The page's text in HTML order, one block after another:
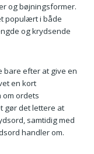
og bøjningsformer.
populært i både
og krydsende
bare efter at give en
en kort
om ordets
gør det lettere at
samtidig med
handler om.